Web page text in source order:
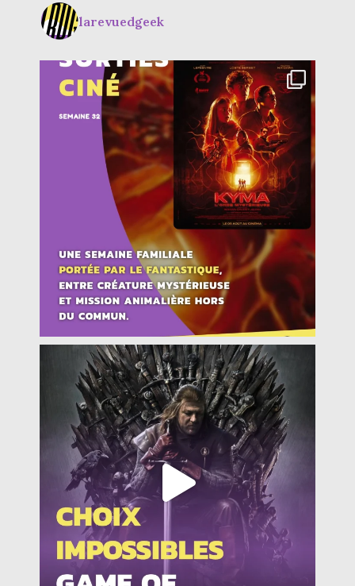
larevuedgeek